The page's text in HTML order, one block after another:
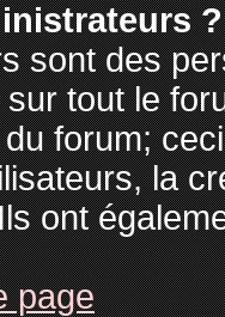
?
sont des
tout le
forum;
la
ont
page